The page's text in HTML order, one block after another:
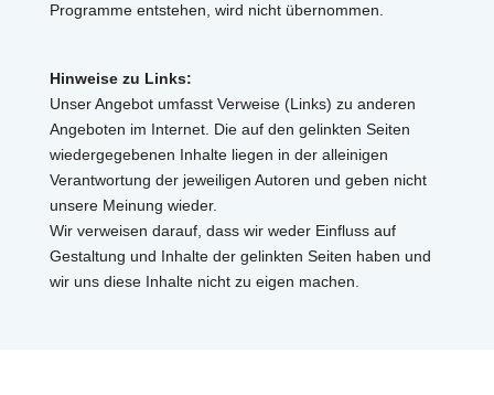
Programme entstehen, wird nicht übernommen.
Hinweise zu Links:
Unser Angebot umfasst Verweise (Links) zu anderen
Angeboten im Internet. Die auf den gelinkten Seiten
wiedergegebenen Inhalte liegen in der alleinigen
Verantwortung der jeweiligen Autoren und geben nicht
unsere Meinung wieder.
Wir verweisen darauf, dass wir weder Einfluss auf
Gestaltung und Inhalte der gelinkten Seiten haben und
wir uns diese Inhalte nicht zu eigen machen.